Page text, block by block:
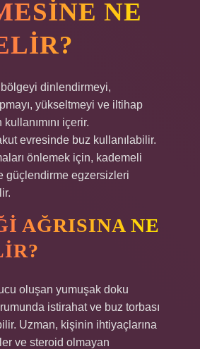
NE
dinlendirmeyi,
yükseltmeyi ve iltihap
içerir.
evresinde buz kullanılabilir.
önlemek için, kademeli
güçlendirme egzersizleri
AĞRISINA NE
oluşan yumuşak doku
istirahat ve buz torbası
Uzman, kişinin ihtiyaçlarına
ve steroid olmayan